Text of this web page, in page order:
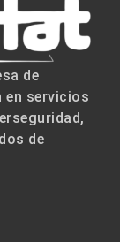
de
servicios
de